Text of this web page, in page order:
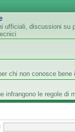
ufficiali, discussioni su
chi non conosce bene
infrangono le regole di